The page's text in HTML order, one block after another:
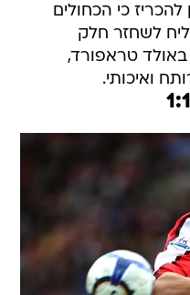
כי הכחולים
לשחזר חלק
טראפורד,
ואיכותי.